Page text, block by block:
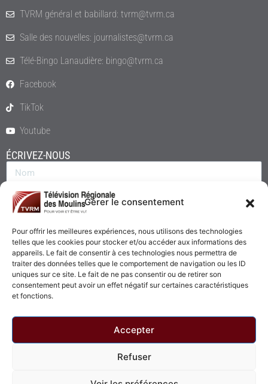
Gérer le consentement
Pour offrir les meilleures expériences, nous utilisons des technologies
telles que les cookies pour stocker et/ou accéder aux informations des
appareils. Le fait de consentir à ces technologies nous permettra de
traiter des données telles que le comportement de navigation ou les ID
uniques sur ce site. Le fait de ne pas consentir ou de retirer son
consentement peut avoir un effet négatif sur certaines caractéristiques
et fonctions.
Accepter
Refuser
TVRM général et babillard: tvrm@tvrm.ca
Salle des nouvelles: journalistes@tvrm.ca
Télé-Bingo Lanaudière: bingo@tvrm.ca
Facebook
TikTok
Youtube
ÉCRIVEZ-NOUS
© 2026 - Télévision Régionale des Moulins. Tous droits réservés.